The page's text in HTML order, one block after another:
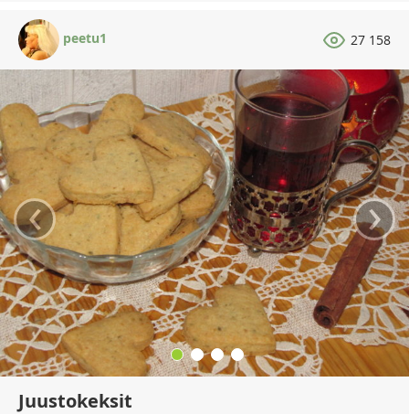
peetu1 27 158
‹ ›
Juustokeksit